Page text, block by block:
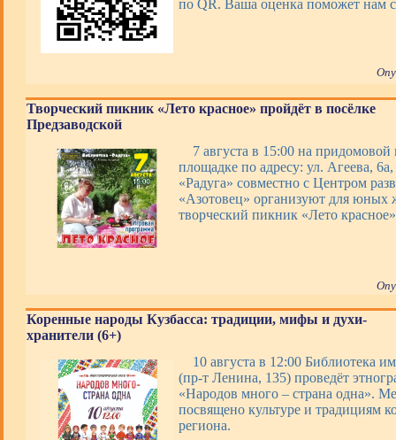
по QR. Ваша оценка поможет нам
Творческий пикник «Лето красное» пройдёт в посёлке
Предзаводской
7 августа в 15:00 на придомовой
площадке по адресу: ул. Агеева,
«Радуга» совместно с Центром
«Азотовец» организуют для юных
творческий пикник «Лето
Коренные народы Кузбасса: традиции, мифы и духи-
хранители (6+)
10 августа в 12:00 Библиотека
(пр-т Ленина, 135) проведёт
«Народов много – страна одна».
посвящено культуре и традициям
региона.